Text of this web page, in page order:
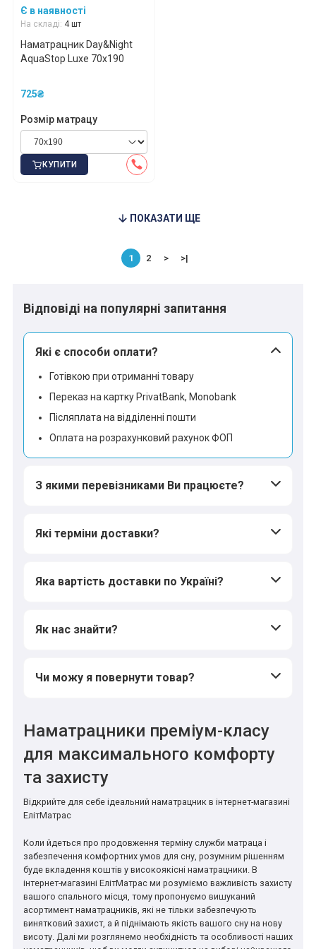
Є в наявності
На складі: 4 шт
Наматрацник Day&Night
AquaStop Luxe 70x190
725₴
Розмір матрацу
КУПИТИ
ПОКАЗАТИ ЩЕ
1 2 > >|
Відповіді на популярні запитання
Які є способи оплати?
Готівкою при отриманні товару
Переказ на картку PrivatBank, Monobank
Післяплата на відділенні пошти
Оплата на розрахунковий рахунок ФОП
З якими перевізниками Ви працюєте?
Які терміни доставки?
Яка вартість доставки по Україні?
Як нас знайти?
Чи можу я повернути товар?
Наматрацники преміум-класу
для максимального комфорту
та захисту
Відкрийте для себе ідеальний наматрацник в інтернет-магазині
ЕлітМатрас
Коли йдеться про продовження терміну служби матраца і
забезпечення комфортних умов для сну, розумним рішенням
буде вкладення коштів у високоякісні наматрацники. В
інтернет-магазині ЕлітМатрас ми розуміємо важливість захисту
вашого спального місця, тому пропонуємо вишуканий
асортимент наматрацників, які не тільки забезпечують
винятковий захист, а й піднімають якість вашого сну на нову
висоту. Далі ми розглянемо необхідність та особливості наших
*
*
*